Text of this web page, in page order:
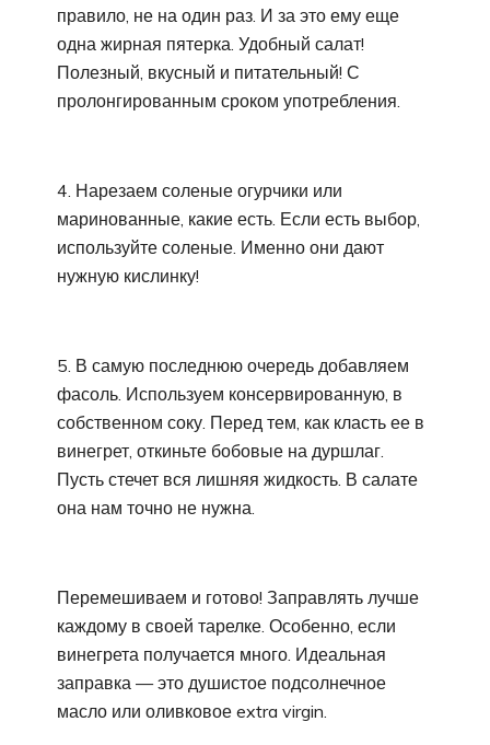
правило, не на один раз. И за это ему еще
одна жирная пятерка. Удобный салат!
Полезный, вкусный и питательный! С
пролонгированным сроком употребления.
4. Нарезаем соленые огурчики или
маринованные, какие есть. Если есть выбор,
используйте соленые. Именно они дают
нужную кислинку!
5. В самую последнюю очередь добавляем
фасоль. Используем консервированную, в
собственном соку. Перед тем, как класть ее в
винегрет, откиньте бобовые на дуршлаг.
Пусть стечет вся лишняя жидкость. В салате
она нам точно не нужна.
Перемешиваем и готово! Заправлять лучше
каждому в своей тарелке. Особенно, если
винегрета получается много. Идеальная
заправка — это душистое подсолнечное
масло или оливковое extra virgin.